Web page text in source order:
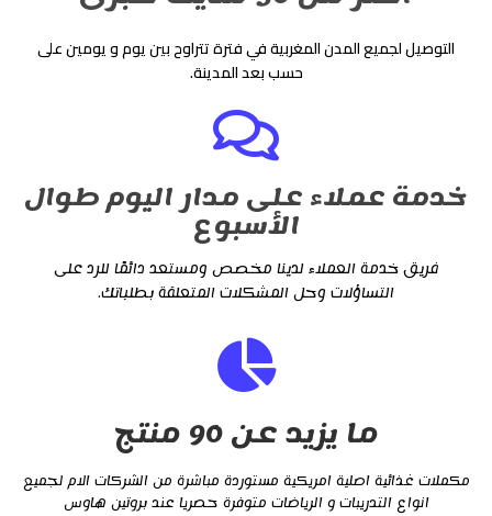
التوصيل لجميع المدن المغربية في فترة تتراوح بين يوم و يومين على
حسب بعد المدينة.
خدمة عملاء على مدار اليوم طوال
الأسبوع
فريق خدمة العملاء لدينا مخصص ومستعد دائمًا للرد على
التساؤلات وحل المشكلات المتعلقة بطلباتك.
ما يزيد عن 90 منتج
مكملات غذائية اصلية امريكية مستوردة مباشرة من الشركات الام لجميع
انواع التدريبات و الرياضات متوفرة حصريا عند بروتين هاوس